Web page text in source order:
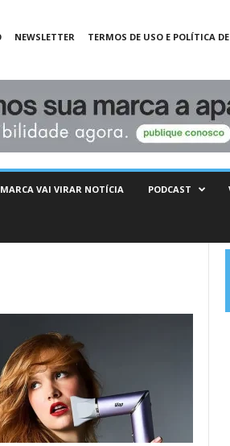
NEWSLETTER TERMOS DE USO E POLÍTICA
VAI VIRAR NOTÍCIA PODCAST